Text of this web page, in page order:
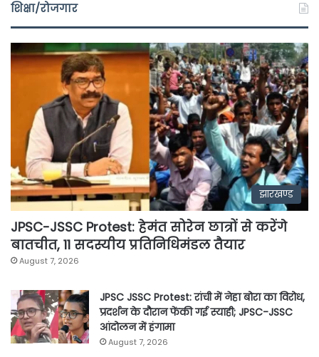
शिक्षा/रोजगार
झारखण्ड
JPSC-JSSC Protest: हेमंत सोरेन छात्रों से करेंगे
बातचीत, 11 सदस्यीय प्रतिनिधिमंडल तैयार
August 7, 2026
JPSC JSSC Protest: रांची में नेहा बोरा का विरोध,
प्रदर्शन के दौरान फेंकी गई स्याही; JPSC-JSSC
आंदोलन में हंगामा
August 7, 2026